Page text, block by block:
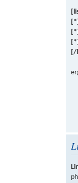
[*]
[*]
[*]
[/